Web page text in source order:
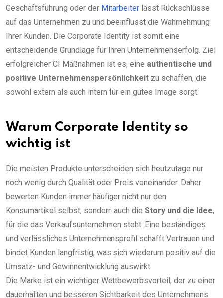
Geschäftsführung oder der Mitarbeiter lässt Rückschlüsse
auf das Unternehmen zu und beeinflusst die Wahrnehmung
Ihrer Kunden. Die Corporate Identity ist somit eine
entscheidende Grundlage für Ihren Unternehmenserfolg. Ziel
erfolgreicher CI Maßnahmen ist es, eine authentische und
positive Unternehmenspersönlichkeit zu schaffen, die
sowohl extern als auch intern für ein gutes Image sorgt.
Warum Corporate Identity so
wichtig ist
Die meisten Produkte unterscheiden sich heutzutage nur
noch wenig durch Qualität oder Preis voneinander. Daher
bewerten Kunden immer häufiger nicht nur den
Konsumartikel selbst, sondern auch die Story und die Idee,
für die das Verkaufsunternehmen steht. Eine beständiges
und verlässliches Unternehmensprofil schafft Vertrauen und
bindet Kunden langfristig, was sich wiederum positiv auf die
Umsatz- und Gewinnentwicklung auswirkt.
Die Marke ist ein wichtiger Wettbewerbsvorteil, der zu einer
dauerhaften und besseren Sichtbarkeit des Unternehmens